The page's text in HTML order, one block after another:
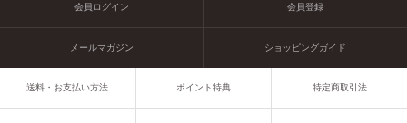
会員ログイン 会員登録
メールマガジン ショッピングガイド
送料・お支払い方法 ポイント特典 特定商取引法